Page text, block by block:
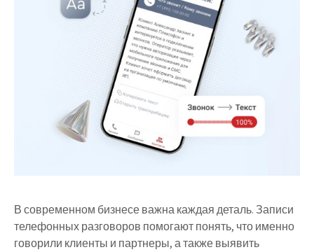
В современном бизнесе важна каждая деталь. Записи
телефонных разговоров помогают понять, что именно
говорили клиенты и партнеры, а также выявить